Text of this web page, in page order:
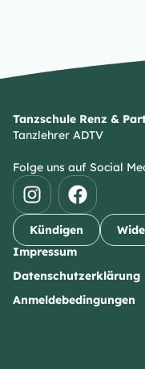
Tanzschule Renz &
Tanzlehrer ADTV
Folge uns auf Social
Kündigen
Impressum
Datenschutzerklärung
Anmeldebedingungen